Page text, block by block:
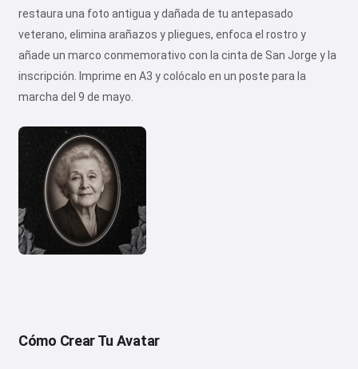
restaura una foto antigua y dañada de tu antepasado
veterano, elimina arañazos y pliegues, enfoca el rostro y
añade un marco conmemorativo con la cinta de San Jorge y la
inscripción. Imprime en A3 y colócalo en un poste para la
marcha del 9 de mayo.
Cómo Crear Tu Avatar